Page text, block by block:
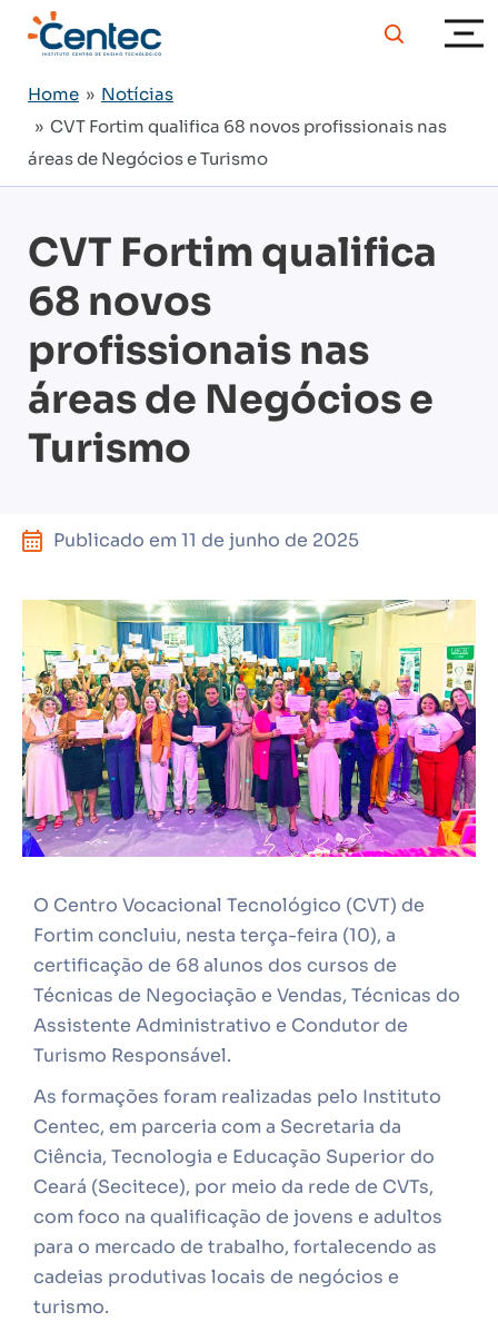
Home » Notícias
» CVT Fortim qualifica 68 novos profissionais nas
áreas de Negócios e Turismo
CVT Fortim qualifica
68 novos
profissionais nas
áreas de Negócios e
Turismo
Publicado em 11 de junho de 2025
O Centro Vocacional Tecnológico (CVT) de
Fortim concluiu, nesta terça-feira (10), a
certificação de 68 alunos dos cursos de
Técnicas de Negociação e Vendas, Técnicas do
Assistente Administrativo e Condutor de
Turismo Responsável.
As formações foram realizadas pelo Instituto
Centec, em parceria com a Secretaria da
Ciência, Tecnologia e Educação Superior do
Ceará (Secitece), por meio da rede de CVTs,
com foco na qualificação de jovens e adultos
para o mercado de trabalho, fortalecendo as
cadeias produtivas locais de negócios e
turismo.